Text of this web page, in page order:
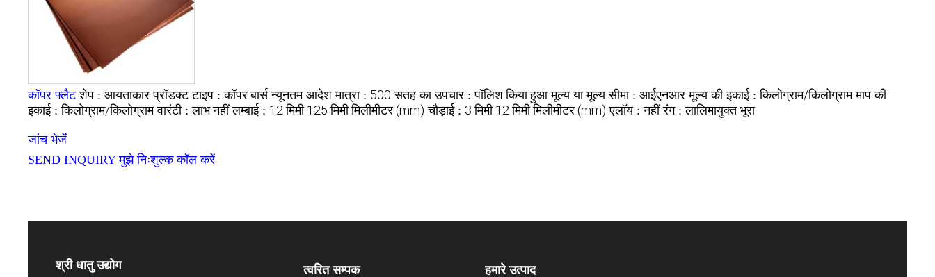
कॉपर फ्लैट शेप : आयताकार प्रॉडक्ट टाइप :कॉपर बार्स न्यूनतम आदेश मात्रा : 500 सतह का उपचार :पॉलिश किया हुआ मूल्य या मूल्य सीमा : आईएनआर मूल्य की इकाई :किलोग्राम/किलोग्राम माप की
इकाई :किलोग्राम/किलोग्राम वारंटी :लाभ नहीं लम्बाई : 12 मिमी 125 मिमी मिलीमीटर (mm) चौड़ाई : 3 मिमी 12 मिमी मिलीमीटर (mm) एलॉय :नहीं रंग :लालिमायुक्त भूरा
जांच भेजें
SEND INQUIRY मुझे निःशुल्क कॉल करें
श्री धातु उद्योग त्वरित सम्पक हमारे उत्पाद